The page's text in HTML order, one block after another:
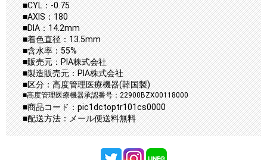
■CYL：-0.75
■AXIS：180
■DIA：14.2mm
■着色直径：13.5mm
■含水率：55%
■販売元：PIA株式会社
■製造販売元：PIA株式会社
■区分：高度管理医療機器(韓国製)
■高度管理医療機器承認番号：22900BZX00118000
■商品コード：pic1dctoptr101cs0000
■配送方法：メール便送料無料